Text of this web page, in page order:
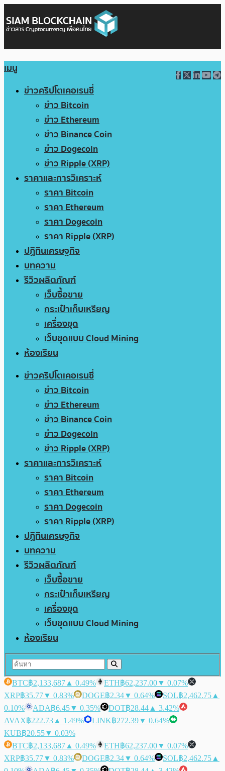
เมนู
ข่าวคริปโตเคอเรนซี่
ข่าว Bitcoin
ข่าว Ethereum
ข่าว Binance Coin
ข่าว Dogecoin
ข่าว Ripple (XRP)
ราคาและการวิเคราะห์
ราคา Bitcoin
ราคา Ethereum
ราคา Dogecoin
ราคา Ripple (XRP)
ปฏิทินเศรษฐกิจ
บทความ
รีวิวผลิตภัณฑ์
เว็บซื้อขาย
กระเป๋าเก็บเหรียญ
เครื่องขุด
เว็บขุดแบบ Cloud Mining
ห้องเรียน
ข่าวคริปโตเคอเรนซี่
ข่าว Bitcoin
ข่าว Ethereum
ข่าว Binance Coin
ข่าว Dogecoin
ข่าว Ripple (XRP)
ราคาและการวิเคราะห์
ราคา Bitcoin
ราคา Ethereum
ราคา Dogecoin
ราคา Ripple (XRP)
ปฏิทินเศรษฐกิจ
บทความ
รีวิวผลิตภัณฑ์
เว็บซื้อขาย
กระเป๋าเก็บเหรียญ
เครื่องขุด
เว็บขุดแบบ Cloud Mining
ห้องเรียน
BTC฿2,133,687 ▲ 0.49% ETH฿62,237.00▼ 0.07%
XRP฿35.77▼ 0.83% DOGE฿2.34▼ 0.64% SOL฿2,462.75 ▲
0.10%
ADA฿6.45▼ 0.35% DOT฿28.44 ▲ 3.42%
AVAX฿222.73 ▲ 1.49% LINK฿272.39▼ 0.64%
KUB฿20.55▼ 0.03%
BTC฿2,133,687 ▲ 0.49% ETH฿62,237.00▼ 0.07%
XRP฿35.77▼ 0.83% DOGE฿2.34▼ 0.64% SOL฿2,462.75 ▲